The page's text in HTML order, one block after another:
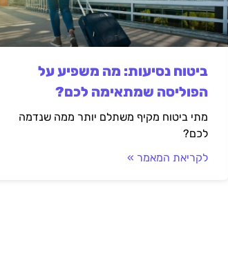
ביטוח נסיעות: מה משפיע על
הפוליסה שמתאימה לכם?
מתי ביטוח מקיף משתלם יותר ממה שנדמה
לכם?
לקריאת המאמר »